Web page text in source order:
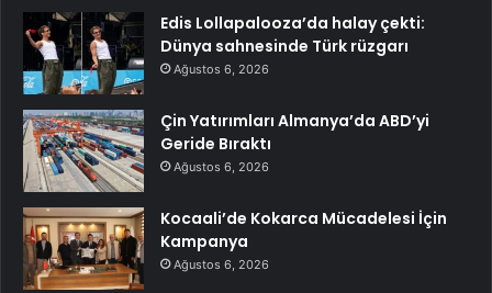
Edis Lollapalooza’da halay çekti:
Dünya sahnesinde Türk rüzgarı
Ağustos 6, 2026
Çin Yatırımları Almanya’da ABD’yi
Geride Bıraktı
Ağustos 6, 2026
Kocaali’de Kokarca Mücadelesi İçin
Kampanya
Ağustos 6, 2026